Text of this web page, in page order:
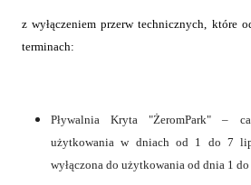
z wyłączeniem przerw technicznych, które
terminach:
Pływalnia Kryta "ŻeromPark" –
użytkowania w dniach od 1 do 7
wyłączona do użytkowania od dnia 1